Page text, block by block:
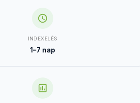
INDEXELÉS
1–7 nap